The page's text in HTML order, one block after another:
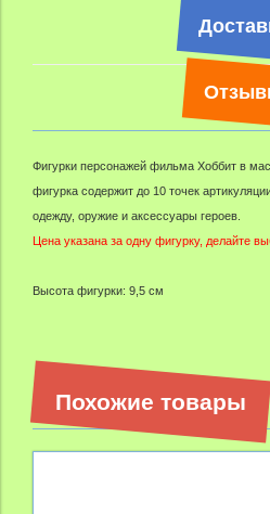
Фигурки персонажей фильма Хоббит в
фигурка содержит до 10 точек
одежду, оружие и аксессуары героев.
Цена указана за одну фигурку, делайте
Высота фигурки: 9,5 см
Похожие товары